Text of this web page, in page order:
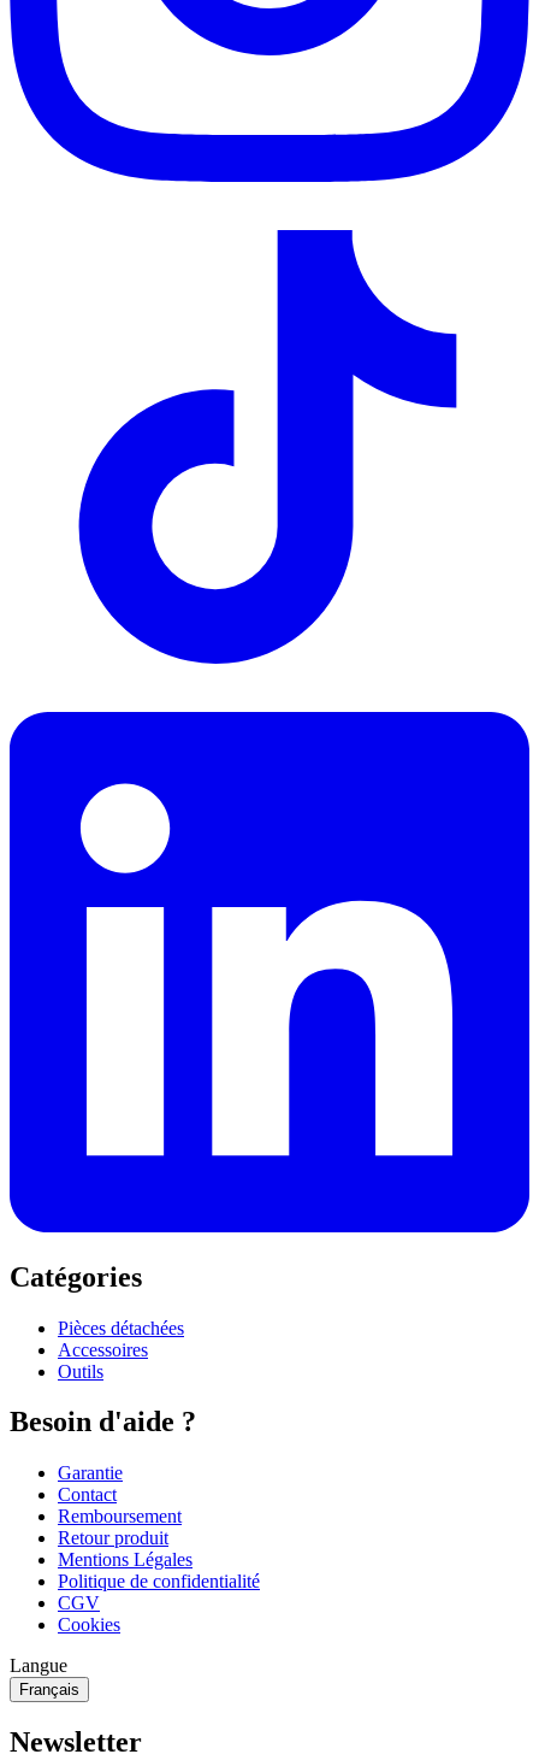
Catégories
Pièces détachées
Accessoires
Outils
Besoin d'aide ?
Garantie
Contact
Remboursement
Retour produit
Mentions Légales
Politique de confidentialité
CGV
Cookies
Langue
Français
Newsletter